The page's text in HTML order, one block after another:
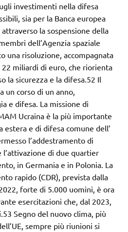
investimenti nella difesa
sia per la Banca europea
la sospensione della
dell’Agenzia spaziale
una risoluzione, accompagnata
miliardi di euro, che riorienta
la sicurezza e la difesa.52 Il
un corso di un anno,
e difesa. La missione di
Ucraina è la più importante
estera e di difesa comune dell’
l’addestramento di
l’attivazione di due quartier
in Germania e in Polonia. La
rapido (CDR), prevista dalla
forte di 5.000 uomini, è ora
esercitazioni che, dal 2023,
Segno del nuovo clima, più
sempre più riunioni si